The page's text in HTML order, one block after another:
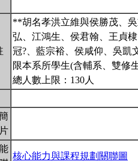
**胡名孝洪立維與侯勝茂、
弘、江鴻生、侯君翰、王貞
冠?、藍宗裕、侯咸仰、吳凱
限本系所學生(含輔系、雙修
總人數上限：130人
核心能力與課程規劃關聯圖